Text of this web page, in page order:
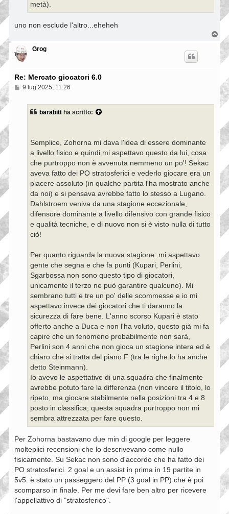
metà).
uno non esclude l'altro...eheheh
o
p
Grog
Re: Mercato giocatori 6.0
M
9 lug 2025, 11:26
barabitt ha scritto:
Semplice, Zohorna mi dava l'idea di essere dominante
a livello fisico e quindi mi aspettavo questo da lui, cosa
che purtroppo non è avvenuta nemmeno un po'! Sekac
aveva fatto dei PO stratosferici e vederlo giocare era un
piacere assoluto (in qualche partita l'ha mostrato anche
da noi) e si pensava avrebbe fatto lo stesso a Lugano.
Dahlstroem veniva da una stagione eccezionale,
difensore dominante a livello difensivo con grande fisico
e qualità tecniche, e di nuovo non si è visto nulla di tutto
ciò!
Per quanto riguarda la nuova stagione: mi aspettavo
gente che segna e che fa punti (Kupari, Perlini,
Sgarbossa non sono questo tipo di giocatori,
unicamente il terzo ne può garantire qualcuno). Mi
sembrano tutti e tre un po' delle scommesse e io mi
aspettavo invece dei giocatori che ti daranno la
sicurezza di fare bene. L'anno scorso Kupari è stato
offerto anche a Duca e non l'ha voluto, questo già mi fa
capire che un fenomeno probabilmente non sarà,
Perlini son 4 anni che non gioca un stagione intera ed è
chiaro che si tratta del piano F (tra le righe lo ha anche
detto Steinmann).
Io avevo le aspettative di una squadra che finalmente
avrebbe potuto fare la differenza (non vincere il titolo, lo
ripeto, ma giocare stabilmente nella posizioni tra 4 e 8
posto in classifica; questa squadra purtroppo non mi
sembra attrezzata per fare questo.
Per Zohorna bastavano due min di google per leggere
molteplici recensioni che lo descrivevano come nullo
fisicamente. Su Sekac non sono d'accordo che ha fatto dei
PO stratosferici. 2 goal e un assist in prima in 19 partite in
5v5. è stato un passeggero del PP (3 goal in PP) che è poi
scomparso in finale. Per me devi fare ben altro per ricevere
l'appellattivo di "stratosferico".